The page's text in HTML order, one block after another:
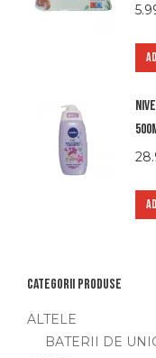
Categorii produse
ALTELE
BATERII DE